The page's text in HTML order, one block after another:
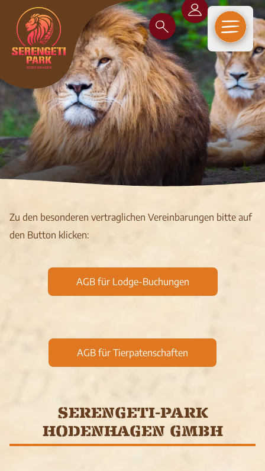
Open
Zu den besonderen vertraglichen Vereinbarungen bitte auf
den Button klicken:
AGB für Lodge-Buchungen
AGB für Tierpatenschaften
SERENGETI-PARK
HODENHAGEN GMBH